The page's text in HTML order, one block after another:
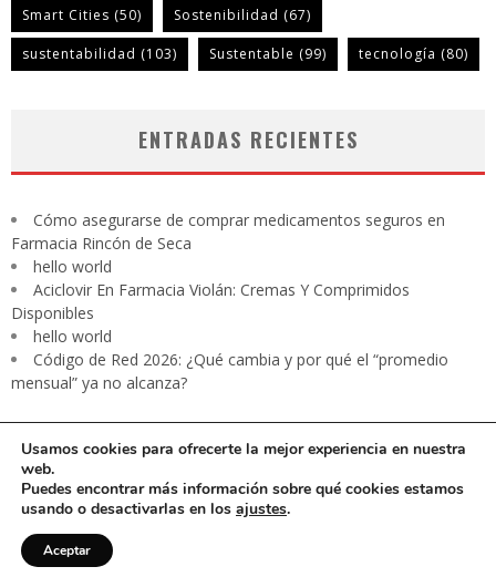
Smart Cities (50) Sostenibilidad (67)
sustentabilidad (103) Sustentable (99) tecnología (80)
ENTRADAS RECIENTES
Cómo asegurarse de comprar medicamentos seguros en
Farmacia Rincón de Seca
hello world
Aciclovir En Farmacia Violán: Cremas Y Comprimidos
Disponibles
hello world
Código de Red 2026: ¿Qué cambia y por qué el “promedio
mensual” ya no alcanza?
CARTA PRESIDENTE
Usamos cookies para ofrecerte la mejor experiencia en nuestra
web.
Puedes encontrar más información sobre qué cookies estamos
usando o desactivarlas en los ajustes.
Aceptar